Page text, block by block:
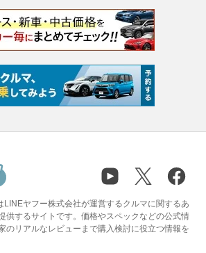
ヤフー株式会社が運営するクルマに関するあ
供するサイトです。価格やスペックなどの公式情
のリアルなレビューまで購入検討に役立つ情報を